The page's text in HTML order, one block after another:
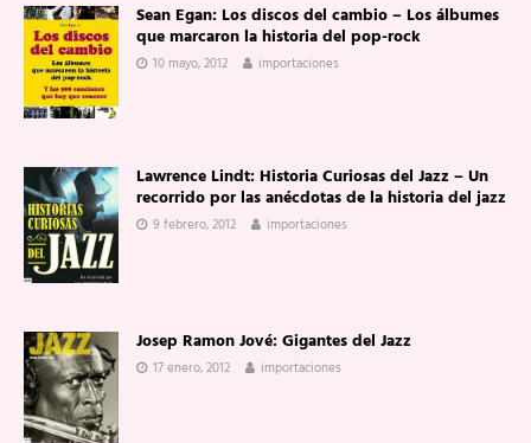
Sean Egan: Los discos del cambio – Los álbumes
que marcaron la historia del pop-rock
10 mayo, 2012 importaciones
Lawrence Lindt: Historia Curiosas del Jazz – Un
recorrido por las anécdotas de la historia del jazz
9 febrero, 2012 importaciones
Josep Ramon Jové: Gigantes del Jazz
17 enero, 2012 importaciones